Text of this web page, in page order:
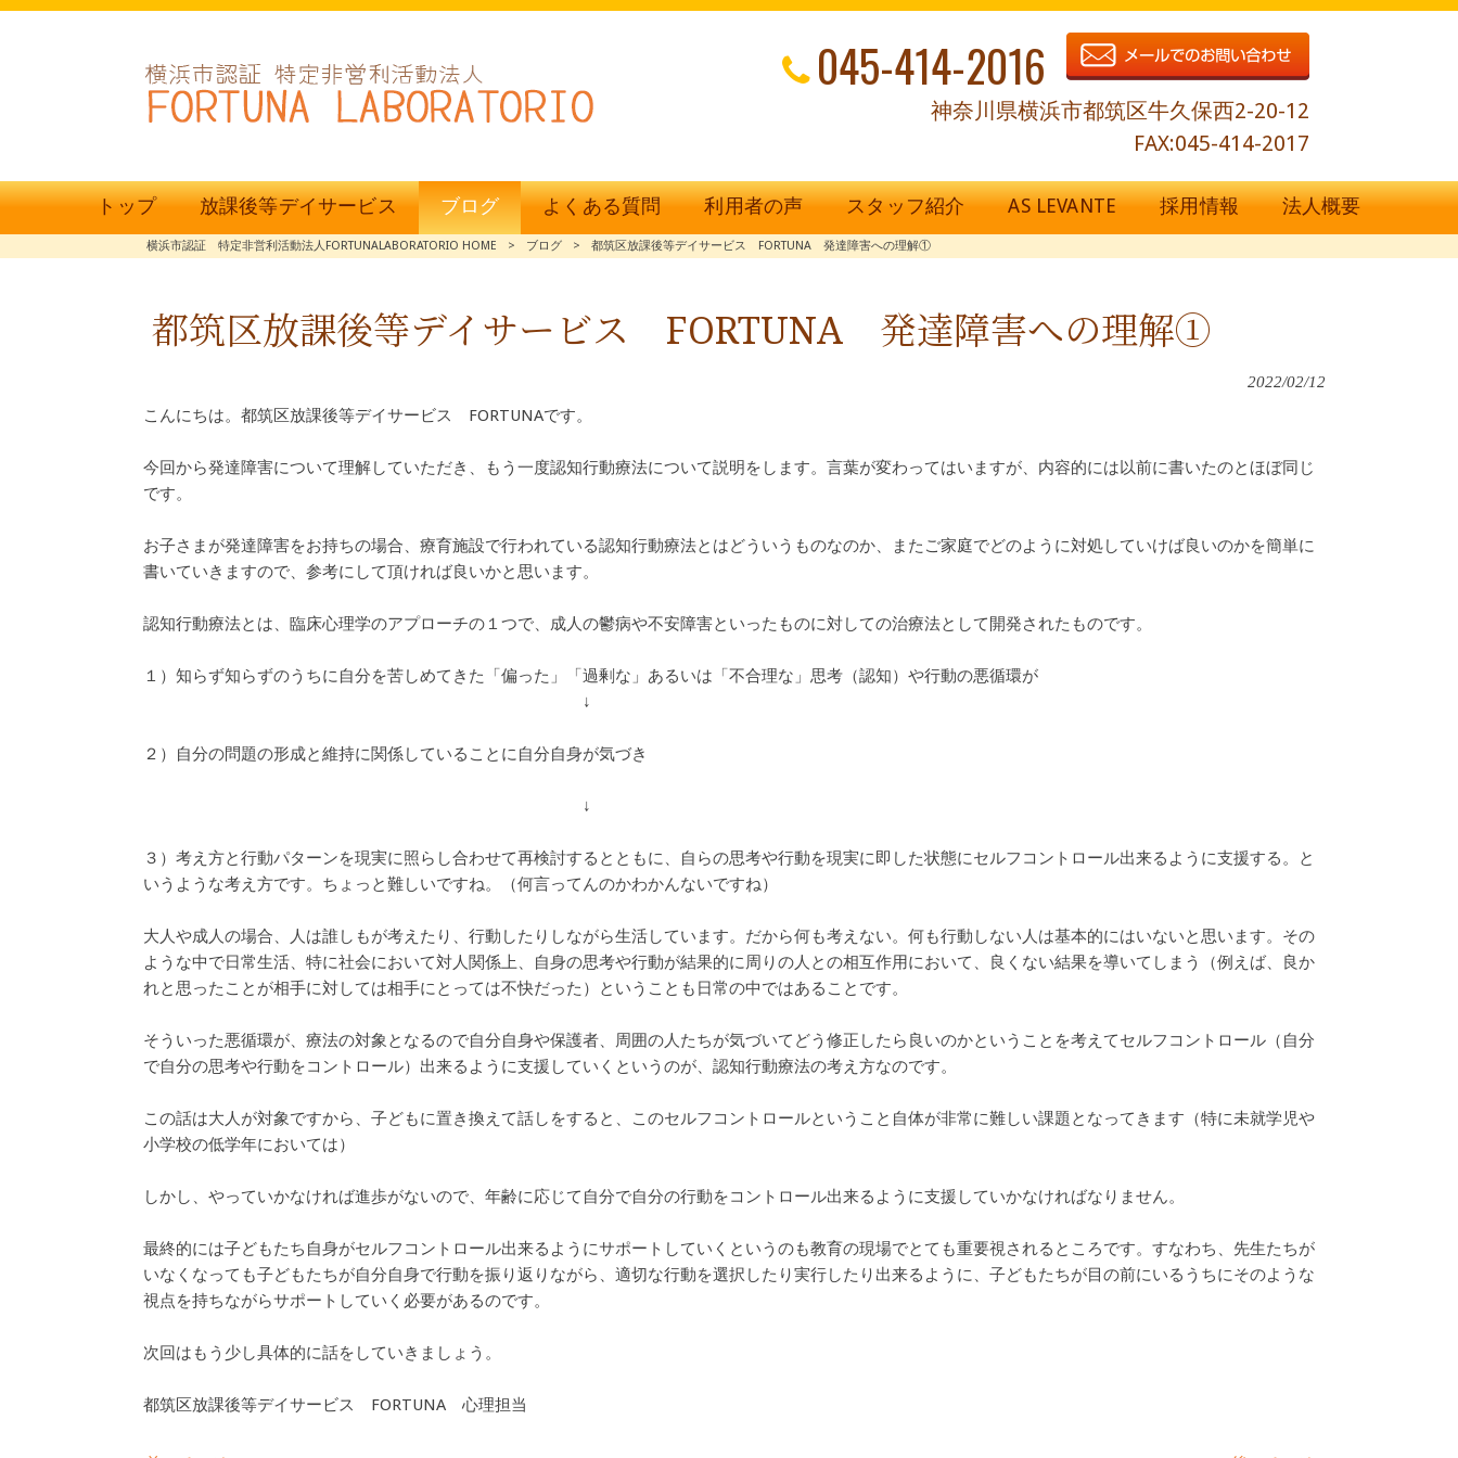
045-414-2016
神奈川県横浜市都筑区牛久保西2-20-12
FAX:045-414-2017
トップ 放課後等デイサービス ブログ よくある質問 利用者の声 スタッフ紹介 AS LEVANTE 採用情報 法人概要
横浜市認証 特定非営利活動法人FORTUNALABORATORIO HOME > ブログ > 都筑区放課後等デイサービス FORTUNA 発達障害への理解①
都筑区放課後等デイサービス FORTUNA 発達障害への理解①
2022/02/12
こんにちは。都筑区放課後等デイサービス FORTUNAです。
今回から発達障害について理解していただき、もう一度認知行動療法について説明をします。言葉が変わってはいますが、内容的には以前に書いたのとほぼ同じ
です。
お子さまが発達障害をお持ちの場合、療育施設で行われている認知行動療法とはどういうものなのか、またご家庭でどのように対処していけば良いのかを簡単に
書いていきますので、参考にして頂ければ良いかと思います。
認知行動療法とは、臨床心理学のアプローチの１つで、成人の鬱病や不安障害といったものに対しての治療法として開発されたものです。
１）知らず知らずのうちに自分を苦しめてきた「偏った」「過剰な」あるいは「不合理な」思考（認知）や行動の悪循環が
↓
２）自分の問題の形成と維持に関係していることに自分自身が気づき
↓
３）考え方と行動パターンを現実に照らし合わせて再検討するとともに、自らの思考や行動を現実に即した状態にセルフコントロール出来るように支援する。と
いうような考え方です。ちょっと難しいですね。（何言ってんのかわかんないですね）
大人や成人の場合、人は誰しもが考えたり、行動したりしながら生活しています。だから何も考えない。何も行動しない人は基本的にはいないと思います。その
ような中で日常生活、特に社会において対人関係上、自身の思考や行動が結果的に周りの人との相互作用において、良くない結果を導いてしまう（例えば、良か
れと思ったことが相手に対しては相手にとっては不快だった）ということも日常の中ではあることです。
そういった悪循環が、療法の対象となるので自分自身や保護者、周囲の人たちが気づいてどう修正したら良いのかということを考えてセルフコントロール（自分
で自分の思考や行動をコントロール）出来るように支援していくというのが、認知行動療法の考え方なのです。
この話は大人が対象ですから、子どもに置き換えて話しをすると、このセルフコントロールということ自体が非常に難しい課題となってきます（特に未就学児や
小学校の低学年においては）
しかし、やっていかなければ進歩がないので、年齢に応じて自分で自分の行動をコントロール出来るように支援していかなければなりません。
最終的には子どもたち自身がセルフコントロール出来るようにサポートしていくというのも教育の現場でとても重要視されるところです。すなわち、先生たちが
いなくなっても子どもたちが自分自身で行動を振り返りながら、適切な行動を選択したり実行したり出来るように、子どもたちが目の前にいるうちにそのような
視点を持ちながらサポートしていく必要があるのです。
次回はもう少し具体的に話をしていきましょう。
都筑区放課後等デイサービス FORTUNA 心理担当